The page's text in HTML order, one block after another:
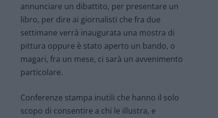
annunciare un dibattito, per presentare un
libro, per dire ai giornalisti che fra due
settimane verrà inaugurata una mostra di
pittura oppure è stato aperto un bando, o
magari, fra un mese, ci sarà un avvenimento
particolare.
Conferenze stampa inutili che hanno il solo
scopo di consentire a chi le illustra, e